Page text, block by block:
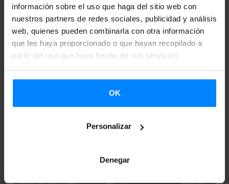
información sobre el uso que haga del sitio web con
nuestros partners de redes sociales, publicidad y análisis
web, quienes pueden combinarla con otra información
que les haya proporcionado o que hayan recopilado a
partir del uso que haya hecho de sus servicios.
OK
Personalizar
Denegar